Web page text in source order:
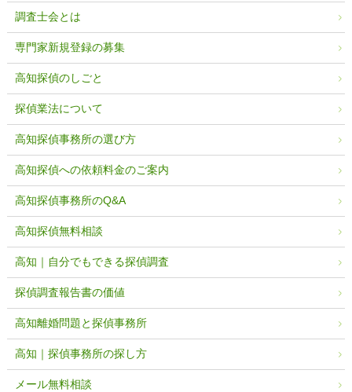
調査士会とは
専門家新規登録の募集
高知探偵のしごと
探偵業法について
高知探偵事務所の選び方
高知探偵への依頼料金のご案内
高知探偵事務所のQ&A
高知探偵無料相談
高知｜自分でもできる探偵調査
探偵調査報告書の価値
高知離婚問題と探偵事務所
高知｜探偵事務所の探し方
メール無料相談